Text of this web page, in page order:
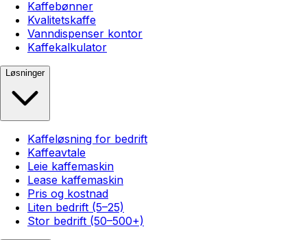
Kaffebønner
Kvalitetskaffe
Vanndispenser kontor
Kaffekalkulator
Løsninger
Kaffeløsning for bedrift
Kaffeavtale
Leie kaffemaskin
Lease kaffemaskin
Pris og kostnad
Liten bedrift (5–25)
Stor bedrift (50–500+)